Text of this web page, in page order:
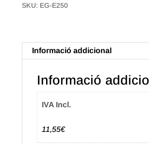
"Desitjo
Català
(500u.)
SKU: EG-E250
Informació addicional
Informació
IVA Incl.
11,55€